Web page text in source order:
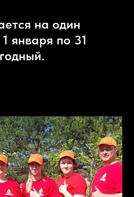
на один
января по 31